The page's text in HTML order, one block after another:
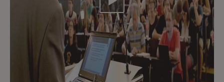
Video abspielen